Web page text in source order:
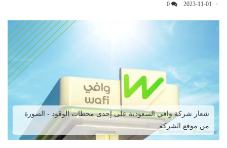
2023-11-01
0
شعار شركة وافي السعودية على إحدى محطات الوقود - الصورة
من موفع الشركة